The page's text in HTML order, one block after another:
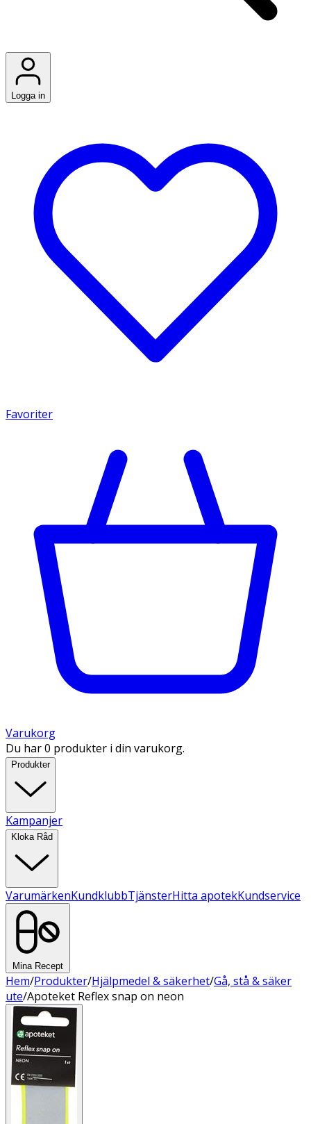
Logga in
Favoriter
Varukorg
Du har 0 produkter i din varukorg.
Produkter
Kampanjer
Kloka Råd
VarumärkenKundklubbTjänsterHitta apotekKundservice
Mina Recept
Hem/Produkter/Hjälpmedel & säkerhet/Gå, stå & säker
ute/Apoteket Reflex snap on neon